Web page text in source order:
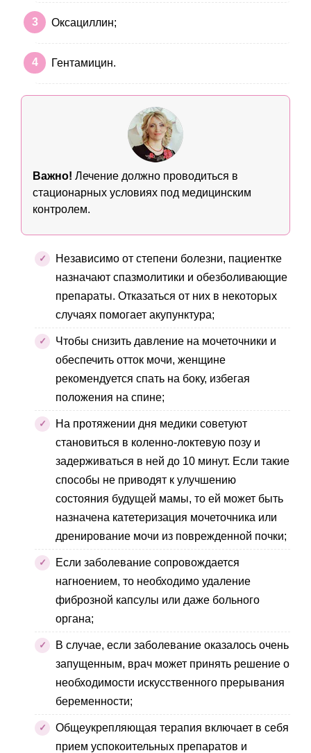
Оксациллин;
Гентамицин.
Важно! Лечение должно проводиться в
стационарных условиях под медицинским
контролем.
Независимо от степени болезни, пациентке
назначают спазмолитики и обезболивающие
препараты. Отказаться от них в некоторых
случаях помогает акупунктура;
Чтобы снизить давление на мочеточники и
обеспечить отток мочи, женщине
рекомендуется спать на боку, избегая
положения на спине;
На протяжении дня медики советуют
становиться в коленно-локтевую позу и
задерживаться в ней до 10 минут. Если такие
способы не приводят к улучшению
состояния будущей мамы, то ей может быть
назначена катетеризация мочеточника или
дренирование мочи из поврежденной почки;
Если заболевание сопровождается
нагноением, то необходимо удаление
фиброзной капсулы или даже больного
органа;
В случае, если заболевание оказалось очень
запущенным, врач может принять решение о
необходимости искусственного прерывания
беременности;
Общеукрепляющая терапия включает в себя
прием успокоительных препаратов и